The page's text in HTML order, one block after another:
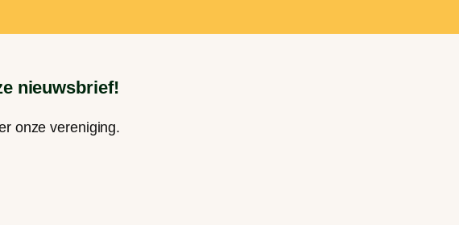
nieuwsbrief!
onze vereniging.